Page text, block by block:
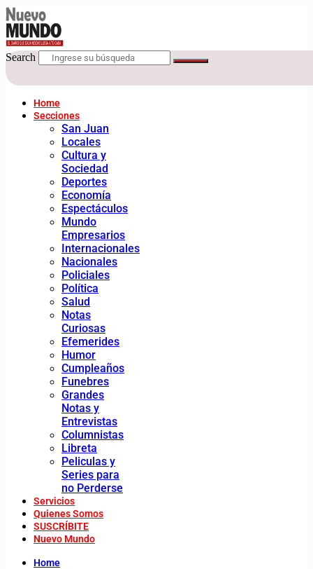
Search
Home
Secciones
San Juan
Locales
Cultura y
Sociedad
Deportes
Economía
Espectáculos
Mundo
Empresarios
Internacionales
Nacionales
Policiales
Política
Salud
Notas
Curiosas
Efemerides
Humor
Cumpleaños
Funebres
Grandes
Notas y
Entrevistas
Columnistas
Libreta
Peliculas y
Series para
no Perderse
Servicios
Quienes Somos
SUSCRÍBITE
Nuevo Mundo
Home